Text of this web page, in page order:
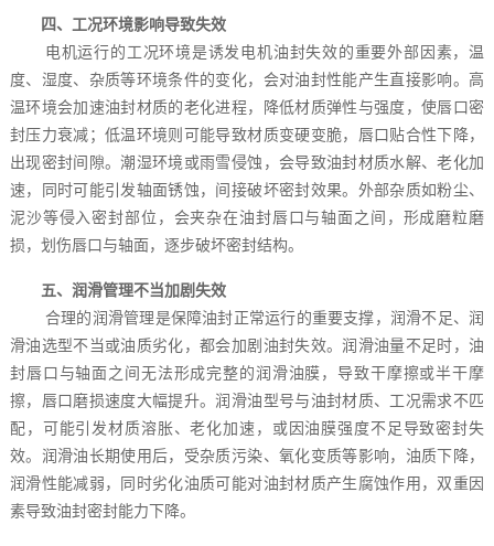
四、工况环境影响导致失效
电机运行的工况环境是诱发电机油封失效的重要外部因素，温
度、湿度、杂质等环境条件的变化，会对油封性能产生直接影响。高
温环境会加速油封材质的老化进程，降低材质弹性与强度，使唇口密
封压力衰减；低温环境则可能导致材质变硬变脆，唇口贴合性下降，
出现密封间隙。潮湿环境或雨雪侵蚀，会导致油封材质水解、老化加
速，同时可能引发轴面锈蚀，间接破坏密封效果。外部杂质如粉尘、
泥沙等侵入密封部位，会夹杂在油封唇口与轴面之间，形成磨粒磨
损，划伤唇口与轴面，逐步破坏密封结构。
五、润滑管理不当加剧失效
合理的润滑管理是保障油封正常运行的重要支撑，润滑不足、润
滑油选型不当或油质劣化，都会加剧油封失效。润滑油量不足时，油
封唇口与轴面之间无法形成完整的润滑油膜，导致干摩擦或半干摩
擦，唇口磨损速度大幅提升。润滑油型号与油封材质、工况需求不匹
配，可能引发材质溶胀、老化加速，或因油膜强度不足导致密封失
效。润滑油长期使用后，受杂质污染、氧化变质等影响，油质下降，
润滑性能减弱，同时劣化油质可能对油封材质产生腐蚀作用，双重因
素导致油封密封能力下降。